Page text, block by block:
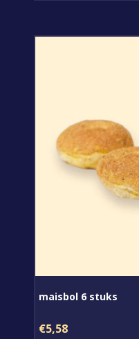
maisbol 6 stuks
€5,58